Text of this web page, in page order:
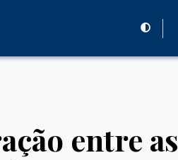
entre as